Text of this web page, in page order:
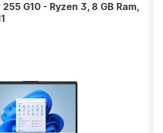
G10 - Ryzen 3, 8 GB Ram,